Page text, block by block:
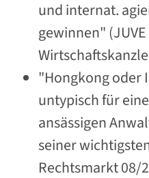
und internat.
gewinnen"
"Hongkong oder
untypisch für
ansässigen
seiner
Rechtsmarkt 08/